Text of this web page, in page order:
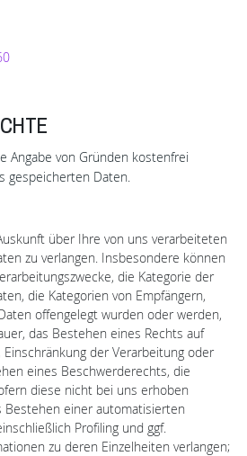
Angabe von Gründen kostenfrei
gespeicherten Daten.
über Ihre von uns verarbeiteten
zu verlangen. Insbesondere können
die Kategorie der
die Kategorien von Empfängern,
offengelegt wurden oder werden,
das Bestehen eines Rechts auf
Einschränkung der Verarbeitung oder
eines Beschwerderechts, die
diese nicht bei uns erhoben
Bestehen einer automatisierten
Profiling und ggf.
zu deren Einzelheiten verlangen;